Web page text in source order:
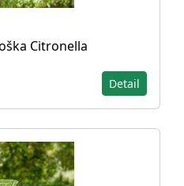
Citronella
Detail